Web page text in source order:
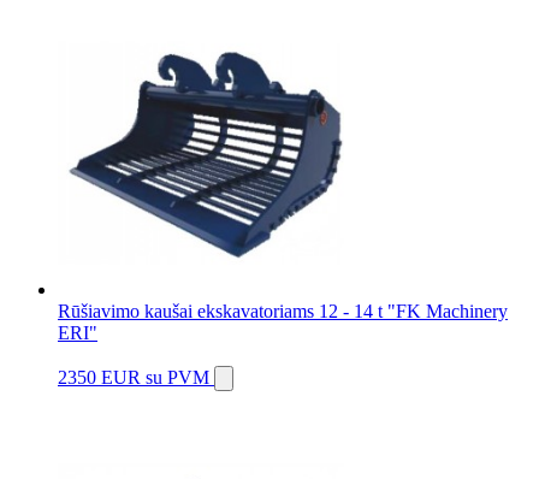
Rūšiavimo kaušai ekskavatoriams 12 - 14 t "FK Machinery
ERI"
2350 EUR su PVM